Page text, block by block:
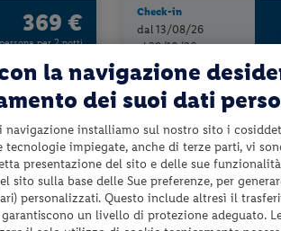
369 €
per 2 notti
Check-in
dal 13/08/26
al 29/10/26
la navigazione
dei suoi dati
navigazione installiamo sul nostro sito i
impiegate, anche di terze parti, vi
presentazione del sito e delle sue
sito sulla base delle Sue preferenze, per
personalizzati. Questo include altresì il
un livello di protezione adeguato.